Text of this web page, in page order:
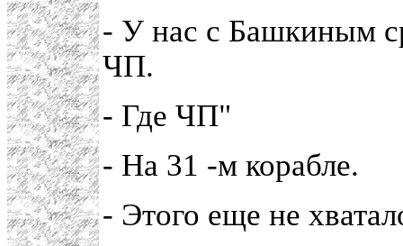
- У нас с Башкиным
ЧП.
- Где ЧП"
- На 31 -м корабле.
- Этого еще не